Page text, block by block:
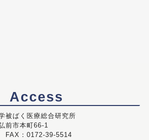
Access
被ばく医療総合研究所
前市本町66-1
：0172-39-5514